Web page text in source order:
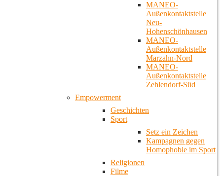
MANEO-
Außenkontaktstelle
Neu-
Hohenschönhausen
MANEO-
Außenkontaktstelle
Marzahn-Nord
MANEO-
Außenkontaktstelle
Zehlendorf-Süd
Empowerment
Geschichten
Sport
Setz ein Zeichen
Kampagnen gegen
Homophobie im Sport
Religionen
Filme